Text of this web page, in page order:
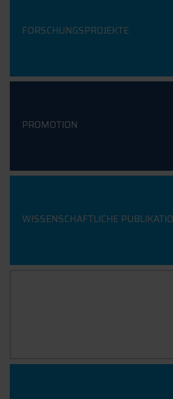
FORSCHUNGSPROJEKTE
PROMOTION
WISSENSCHAFTLICHE